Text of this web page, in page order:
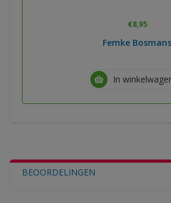
€8,95
Femke Bosmans
In
BEOORDELINGEN